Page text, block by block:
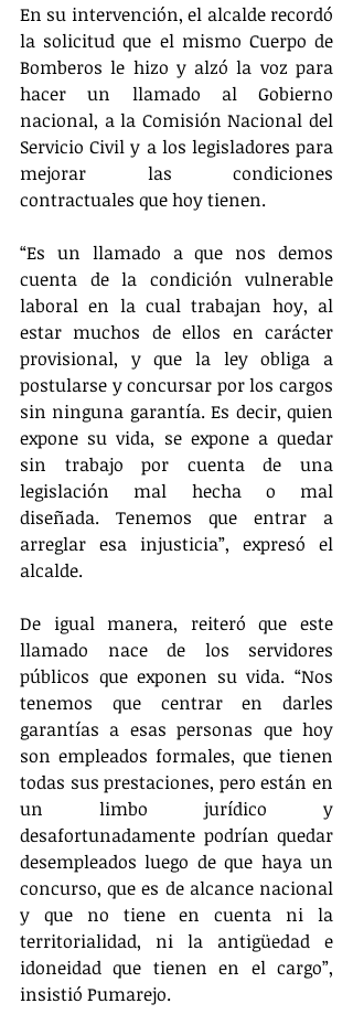
En su intervención, el alcalde recordó
la solicitud que el mismo Cuerpo de
Bomberos le hizo y alzó la voz para
hacer un llamado al Gobierno
nacional, a la Comisión Nacional del
Servicio Civil y a los legisladores para
mejorar las condiciones
contractuales que hoy tienen.
“Es un llamado a que nos demos
cuenta de la condición vulnerable
laboral en la cual trabajan hoy, al
estar muchos de ellos en carácter
provisional, y que la ley obliga a
postularse y concursar por los cargos
sin ninguna garantía. Es decir, quien
expone su vida, se expone a quedar
sin trabajo por cuenta de una
legislación mal hecha o mal
diseñada. Tenemos que entrar a
arreglar esa injusticia”, expresó el
alcalde.
De igual manera, reiteró que este
llamado nace de los servidores
públicos que exponen su vida. “Nos
tenemos que centrar en darles
garantías a esas personas que hoy
son empleados formales, que tienen
todas sus prestaciones, pero están en
un limbo jurídico y
desafortunadamente podrían quedar
desempleados luego de que haya un
concurso, que es de alcance nacional
y que no tiene en cuenta ni la
territorialidad, ni la antigüedad e
idoneidad que tienen en el cargo”,
insistió Pumarejo.